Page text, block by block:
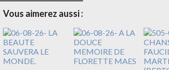
Vous aimerez aussi :